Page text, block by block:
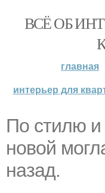
ВСЁ ОБ
главная
интерьер для
По стилю и
новой
назад.